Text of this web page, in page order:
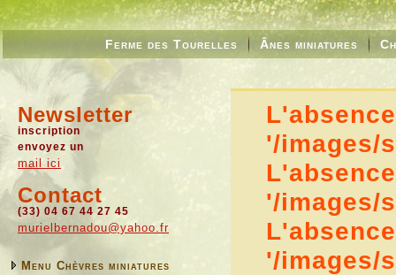
Ferme des Tourelles Ânes miniatures
Newsletter
inscription
envoyez un
mail ici
Contact
(33) 04 67 44 27 45
murielbernadou@yahoo.fr
Menu Chèvres miniatures
'/images/
'/images/
'/images/